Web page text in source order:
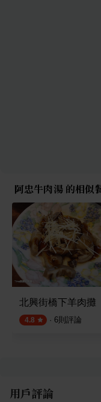
阿忠牛肉湯 的相似
北興街橋下羊肉攤
4.8 · 6則評論
用戶評論